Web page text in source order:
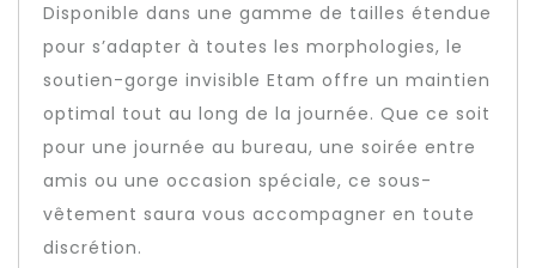
Disponible dans une gamme de tailles étendue
pour s’adapter à toutes les morphologies, le
soutien-gorge invisible Etam offre un maintien
optimal tout au long de la journée. Que ce soit
pour une journée au bureau, une soirée entre
amis ou une occasion spéciale, ce sous-
vêtement saura vous accompagner en toute
discrétion.